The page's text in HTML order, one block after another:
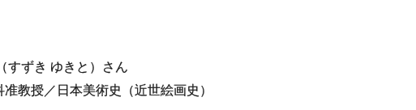
すずき ゆきと）さん
教授／日本美術史（近世絵画史）